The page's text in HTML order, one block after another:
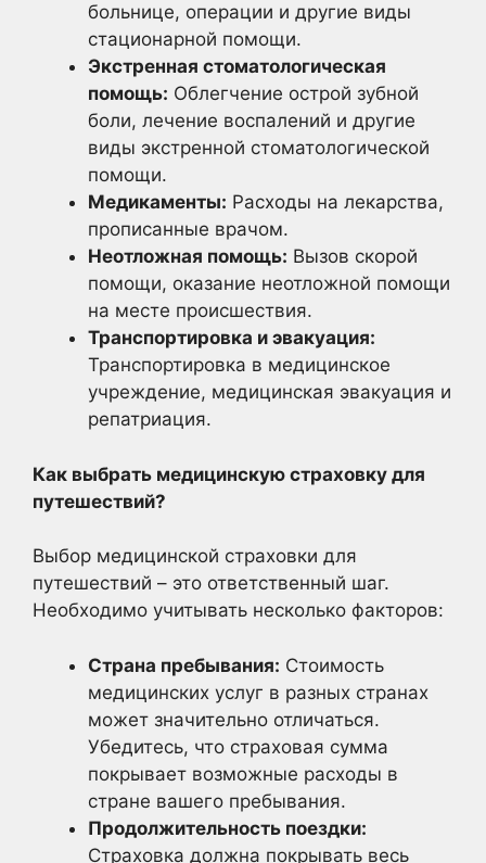
больнице, операции и другие виды
стационарной помощи.
Экстренная стоматологическая
помощь: Облегчение острой зубной
боли, лечение воспалений и другие
виды экстренной стоматологической
помощи.
Медикаменты: Расходы на лекарства,
прописанные врачом.
Неотложная помощь: Вызов скорой
помощи, оказание неотложной помощи
на месте происшествия.
Транспортировка и эвакуация:
Транспортировка в медицинское
учреждение, медицинская эвакуация и
репатриация.
Как выбрать медицинскую страховку для
путешествий?
Выбор медицинской страховки для
путешествий – это ответственный шаг.
Необходимо учитывать несколько факторов:
Страна пребывания: Стоимость
медицинских услуг в разных странах
может значительно отличаться.
Убедитесь, что страховая сумма
покрывает возможные расходы в
стране вашего пребывания.
Продолжительность поездки:
Страховка должна покрывать весь